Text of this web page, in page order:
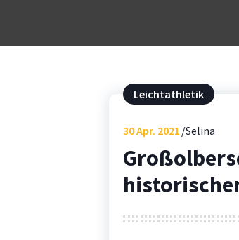
Leichtathletik
30Apr. 2021 Selina